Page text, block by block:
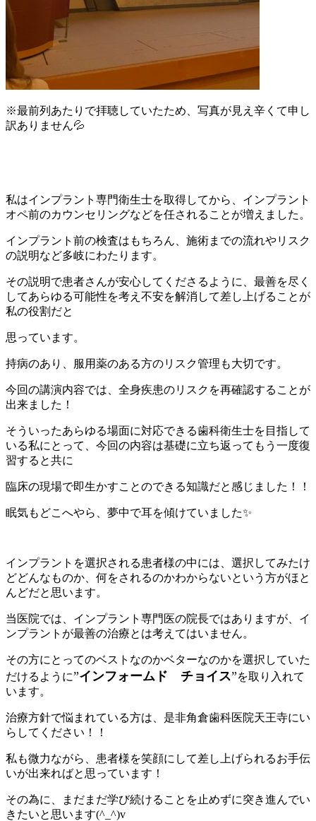
※最前列あたりで拝聴していたため、写真が見え辛くて申し
訳ありません💦
私はインプラント専門衛生士を取得してから、インプラント
オペ前のカウンセリングなどを任されることが増えました。
インプラント前の検査はもちろん、施術までの流れやリスク
の説明など多岐にわたります。
その説明で患者さんが安心してくださるように、最善を尽く
してあらゆる可能性を考え不安を解消して差し上げることが
私の役割だと
思っています。
持病のあり、服用薬のある方のリスク管理も大切です。
今回の講演内容では、全身疾患のリスクを再確認することが
出来ました！
そういったあらゆる場面に対応できる歯科衛生士を目指して
いる私にとって、今回の内容は基礎に立ち返ってもう一度復
習すると共に
臨床の現場で即生かすことのできる知識だと感じました！！
眠気もどこへやら、夢中で耳を傾けていました✨
インプラントを選択される患者様の中には、選択してみたけ
どどんなものか、何をされるのかわからないという方がほと
んどだと思います。
当医院では、インプラント専門医の院長ではありますが、イ
ンプラントが最善の治療とは考えてはいません。
その方にとってのベストなのかベターなのかを選択していた
だけるように”インフォームド チョイス”を取り入れて
います。
治療方針で悩まれている方は、是非角倉歯科医院天王寺にい
らしてください！！
私も微力ながら、患者様を笑顔にして差し上げられるお手伝
いが出来ればと思っています！
その為に、まだまだ学び続けることを止めずに突き進んでい
きたいと思います(^_^)v